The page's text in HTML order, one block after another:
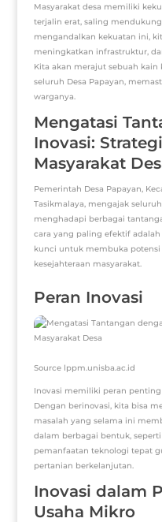
Masyarakat desa memiliki
terjalin erat, saling
mengandalkan kekuatan ini,
meningkatkan infrastruktur,
Kita akan merajut sebuah
seluruh Desa Papayan,
warganya.
Mengatasi
Inovasi:
Masyarakat
Pemerintah Desa Papayan,
Tasikmalaya, mengajak
menghadapi berbagai
cara yang paling efektif
kunci untuk membuka
kesejahteraan masyarakat.
Peran Inovasi
Source lppm.unisba.ac.id
Inovasi memiliki peran
Dengan berinovasi, kita bisa
masalah yang selama ini
dalam berbagai bentuk,
pemanfaatan teknologi tepat
pertanian berkelanjutan.
Inovasi dalam
Usaha Mikro